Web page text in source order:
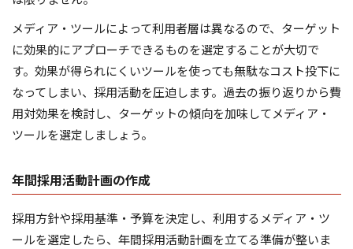
メディア・ツールによって利用者層は異なるので、ターゲット
に効果的にアプローチできるものを選定することが大切で
す。効果が得られにくいツールを使っても無駄なコスト投下に
なってしまい、採用活動を圧迫します。過去の振り返りから費
用対効果を検討し、ターゲットの傾向を加味してメディア・
ツールを選定しましょう。
年間採用活動計画の作成
採用方針や採用基準・予算を決定し、利用するメディア・ツ
ールを選定したら、年間採用活動計画を立てる準備が整いま